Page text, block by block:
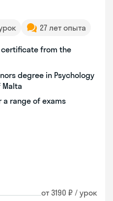
27 лет опыта
certificate from the
degree in Psychology
a range of exams
от 3190 ₽ / урок